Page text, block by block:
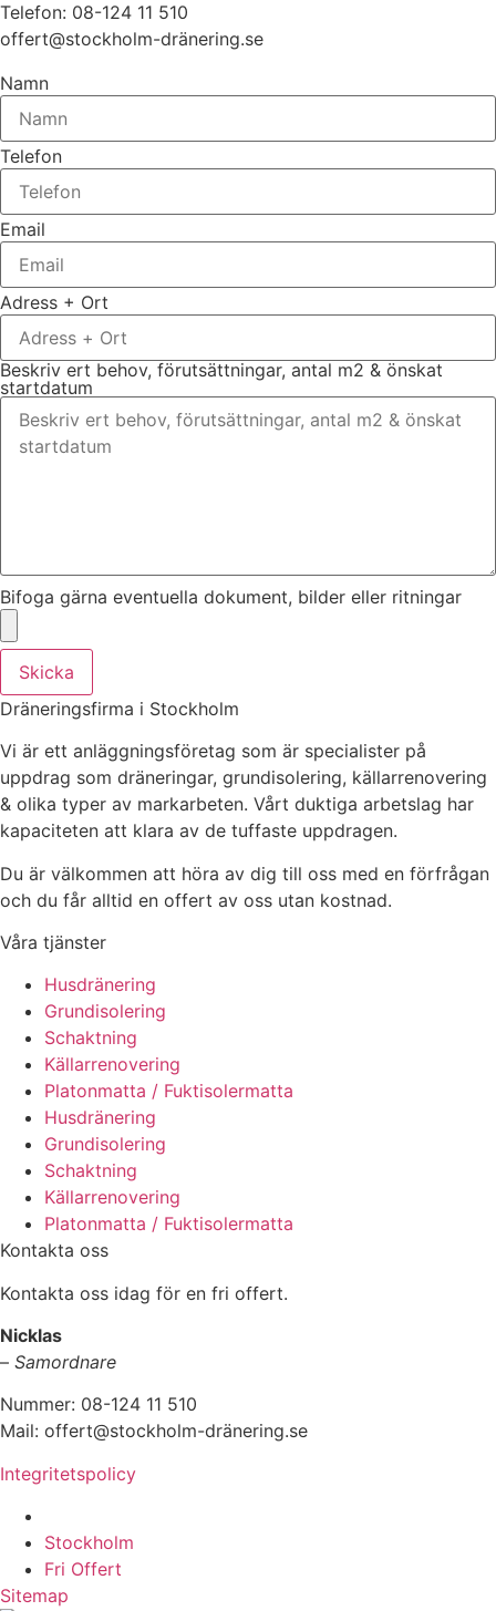
Telefon: 08-124 11 510
offert@stockholm-dränering.se
Namn
Telefon
Email
Adress + Ort
Beskriv ert behov, förutsättningar, antal m2 & önskat
startdatum
Bifoga gärna eventuella dokument, bilder eller ritningar
Skicka
Dräneringsfirma i Stockholm
Vi är ett anläggningsföretag som är specialister på
uppdrag som dräneringar, grundisolering, källarrenovering
& olika typer av markarbeten. Vårt duktiga arbetslag har
kapaciteten att klara av de tuffaste uppdragen.
Du är välkommen att höra av dig till oss med en förfrågan
och du får alltid en offert av oss utan kostnad.
Våra tjänster
Husdränering
Grundisolering
Schaktning
Källarrenovering
Platonmatta / Fuktisolermatta
Husdränering
Grundisolering
Schaktning
Källarrenovering
Platonmatta / Fuktisolermatta
Kontakta oss
Kontakta oss idag för en fri offert.
Nicklas
– Samordnare
Nummer: 08-124 11 510
Mail: offert@stockholm-dränering.se
Integritetspolicy
Stockholm
Fri Offert
Sitemap